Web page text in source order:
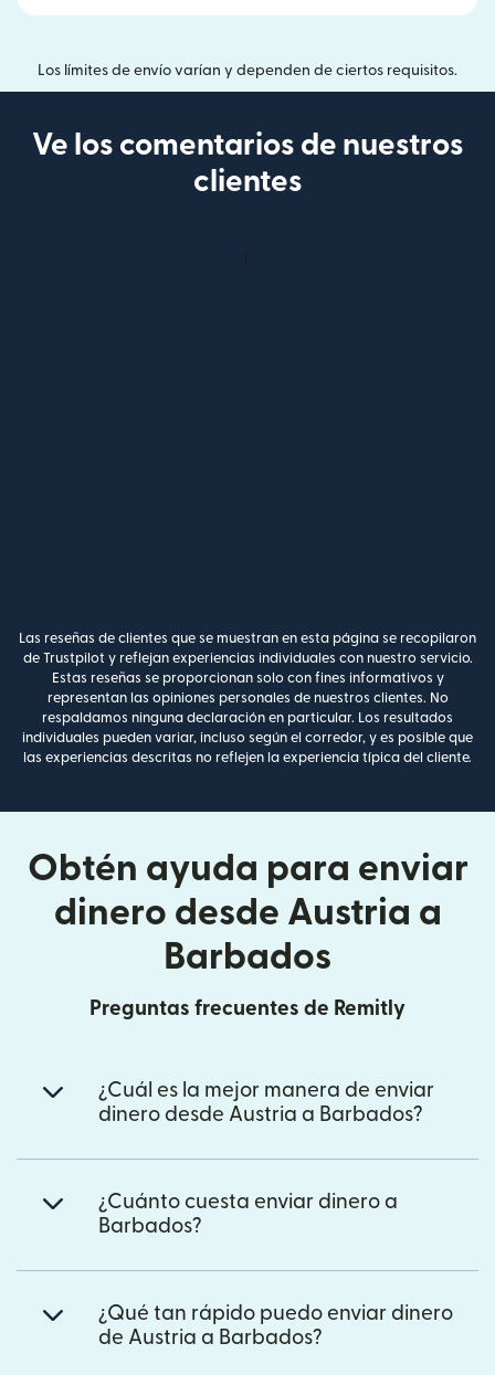
Los límites de envío varían y dependen de ciertos requisitos.
Ve los comentarios de nuestros
clientes
Las reseñas de clientes que se muestran en esta página se recopilaron
de Trustpilot y reflejan experiencias individuales con nuestro servicio.
Estas reseñas se proporcionan solo con fines informativos y
representan las opiniones personales de nuestros clientes. No
respaldamos ninguna declaración en particular. Los resultados
individuales pueden variar, incluso según el corredor, y es posible que
las experiencias descritas no reflejen la experiencia típica del cliente.
Obtén ayuda para enviar
dinero desde Austria a
Barbados
Preguntas frecuentes de Remitly
¿Cuál es la mejor manera de enviar
dinero desde Austria a Barbados?
¿Cuánto cuesta enviar dinero a
Barbados?
¿Qué tan rápido puedo enviar dinero
de Austria a Barbados?